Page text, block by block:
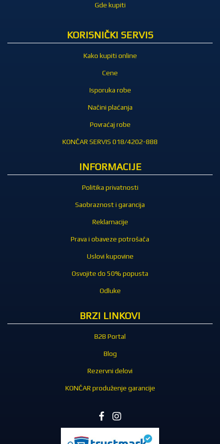
Gde kupiti
KORISNIČKI SERVIS
Kako kupiti online
Cene
Isporuka robe
Načini plaćanja
Povraćaj robe
KONČAR SERVIS 018/4202-888
INFORMACIJE
Politika privatnosti
Saobraznost i garancija
Reklamacije
Prava i obaveze potrošača
Uslovi kupovine
Osvojite do 50% popusta
Odluke
BRZI LINKOVI
B2B Portal
Blog
Rezervni delovi
KONČAR produženje garancije